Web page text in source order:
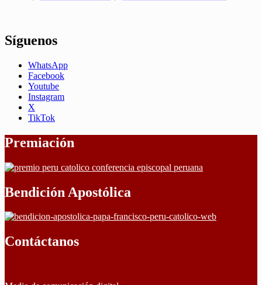
Síguenos
WhatsApp
Facebook
Youtube
Instagram
X
TikTok
Premiación
Bendición Apostólica
Contáctanos